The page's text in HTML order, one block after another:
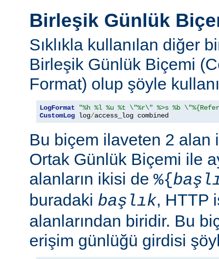
Birleşik Günlük
Sıklıkla kullanılan diğer
Birleşik Günlük Biçemi
Format) olup şöyle
LogFormat
"%h %l %u %t \"%r\" %>s %b
CustomLog log/access_log combined
Bu biçem ilaveten 2 alan
Ortak Günlük Biçemi ile
alanların ikisi de %{
buradaki başlık, HTTP
alanlarından biridir. Bu
erişim günlüğü girdisi